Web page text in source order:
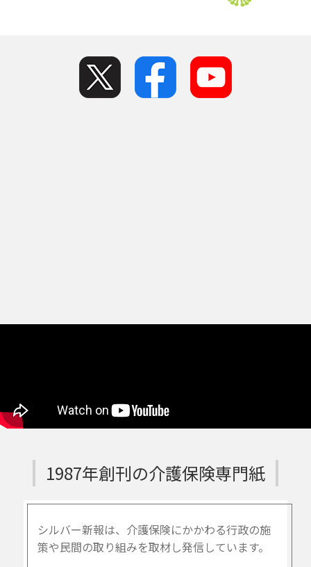
1987年創刊の介護保険専門紙
シルバー新報は、介護保険にかかわる行政の施
策や民間の取り組みを取材し発信しています。